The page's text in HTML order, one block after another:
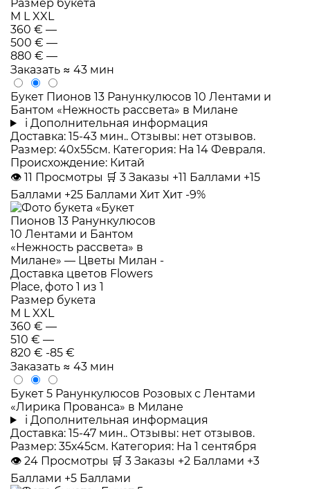
Размер букета
M LXXL
360 € —
500 € —
880 € —
Заказать ≈ 43 мин
Букет Пионов 13 Ранункулюсов 10 Лентами и
Бантом «Нежность рассвета» в Милане
i Дополнительная информация
Доставка: 15-43 мин.. Отзывы: нет отзывов.
Размер: 40x55см. Категория: На 14 Февраля.
Происхождение: Китай
👁 11 Просмотры 🛒 3 Заказы +11 Баллами +15
Баллами +25 Баллами Хит Хит -9%
Размер букета
M LXXL
360 € —
510 € —
820 € -85 €
Заказать ≈ 43 мин
Букет 5 Ранункулюсов Розовых с Лентами
«Лирика Прованса» в Милане
i Дополнительная информация
Доставка: 15-47 мин.. Отзывы: нет отзывов.
Размер: 35x45см. Категория: На 1 сентября
👁 24 Просмотры 🛒 3 Заказы +2 Баллами +3
Баллами +5 Баллами